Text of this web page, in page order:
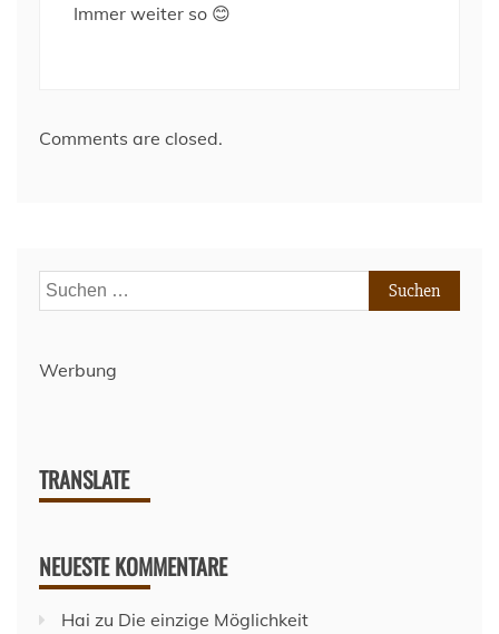
Immer weiter so 😊
Comments are closed.
Suchen
nach:
Werbung
TRANSLATE
NEUESTE KOMMENTARE
Hai zu Die einzige Möglichkeit